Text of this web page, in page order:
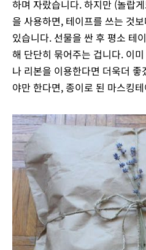
하며 자랐습니다. 하지만 (놀랍
을 사용하면, 테이프를 쓰는 것
있습니다. 선물을 싼 후 평소 테
해 단단히 묶어주는 겁니다. 이
나 리본을 이용한다면 더욱더
야만 한다면, 종이로 된 마스킹